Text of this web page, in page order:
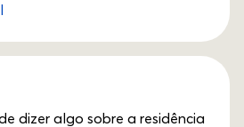
dizer algo sobre a residência